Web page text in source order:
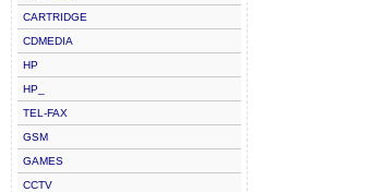
CARTRIDGE
CDMEDIA
HP
HP_
TEL-FAX
GSM
GAMES
CCTV